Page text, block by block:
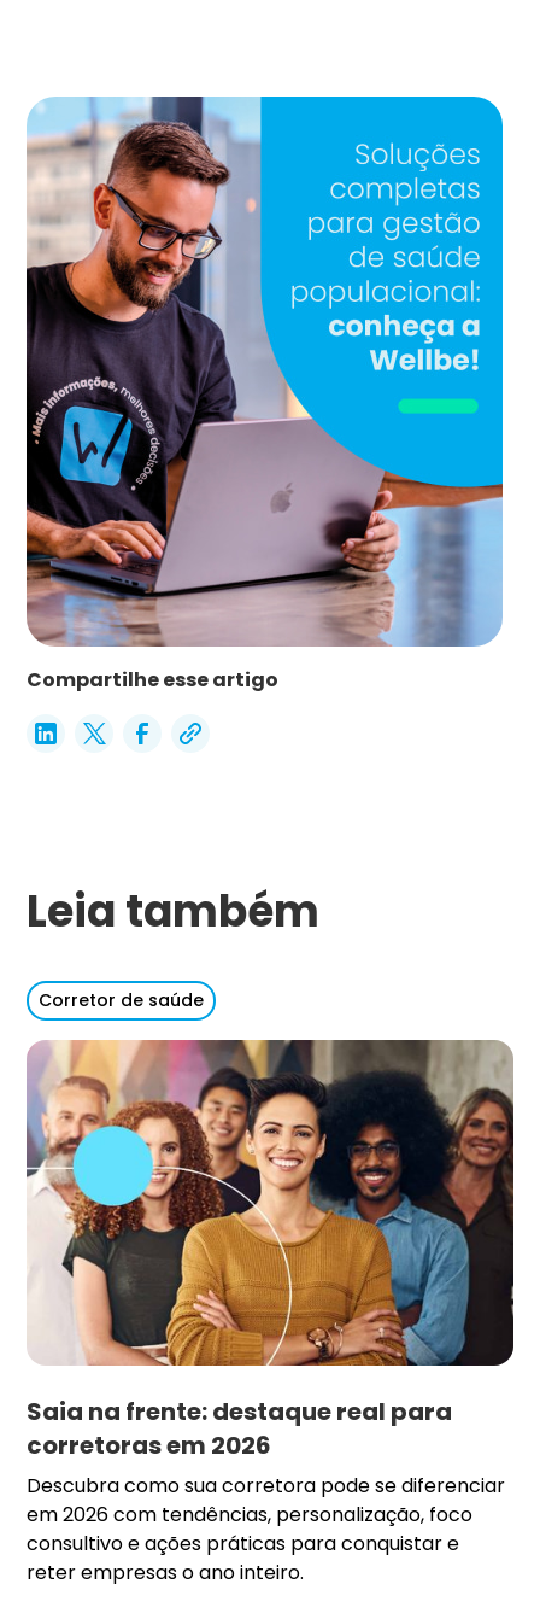
Compartilhe esse artigo
Leia também
Corretor de saúde
Saia na frente: destaque real para
corretoras em 2026
Descubra como sua corretora pode se diferenciar
em 2026 com tendências, personalização, foco
consultivo e ações práticas para conquistar e
reter empresas o ano inteiro.